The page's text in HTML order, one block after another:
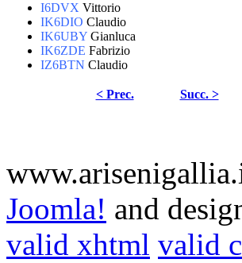
I6DVX Vittorio
IK6DIO Claudio
IK6UBY Gianluca
IK6ZDE Fabrizio
IZ6BTN Claudio
< Prec. Succ. >
Joomla! and
valid xhtml valid